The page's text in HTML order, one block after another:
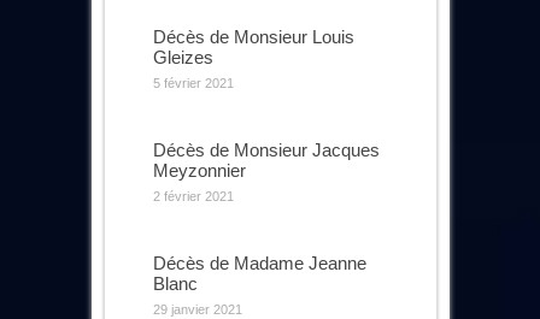
Décès de Monsieur Louis
Gleizes
5 février 2021
Décès de Monsieur Jacques
Meyzonnier
2 février 2021
Décès de Madame Jeanne
Blanc
29 janvier 2021